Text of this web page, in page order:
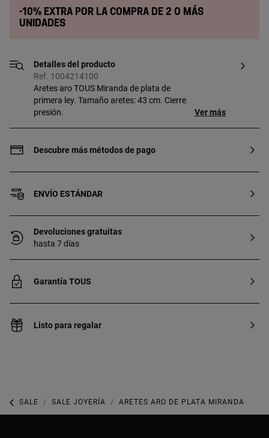
-10% extra por la compra de 2 o más
unidades
Detalles del producto
Ref. 1004214100
Aretes aro TOUS Miranda de plata de
primera ley. Tamaño aretes: 43 cm. Cierre
presión.
Ver más
Descubre más métodos de pago
ENVÍO ESTÁNDAR
Devoluciones gratuitas
hasta 7 días
Garantía TOUS
Listo para regalar
SALE SALE JOYERÍA ARETES ARO DE PLATA MIRANDA